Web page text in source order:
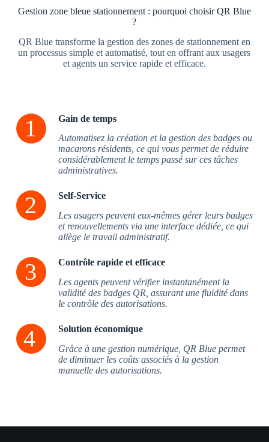
Gestion zone bleue stationnement : pourquoi choisir QR Blue
?
QR Blue transforme la gestion des zones de stationnement en
un processus simple et automatisé, tout en offrant aux usagers
et agents un service rapide et efficace.
Gain de temps
Automatisez la création et la gestion des badges ou
macarons résidents, ce qui vous permet de réduire
considérablement le temps passé sur ces tâches
administratives.
Self-Service
Les usagers peuvent eux-mêmes gérer leurs badges
et renouvellements via une interface dédiée, ce qui
allège le travail administratif.
Contrôle rapide et efficace
Les agents peuvent vérifier instantanément la
validité des badges QR, assurant une fluidité dans
le contrôle des autorisations.
Solution économique
Grâce à une gestion numérique, QR Blue permet
de diminuer les coûts associés à la gestion
manuelle des autorisations.